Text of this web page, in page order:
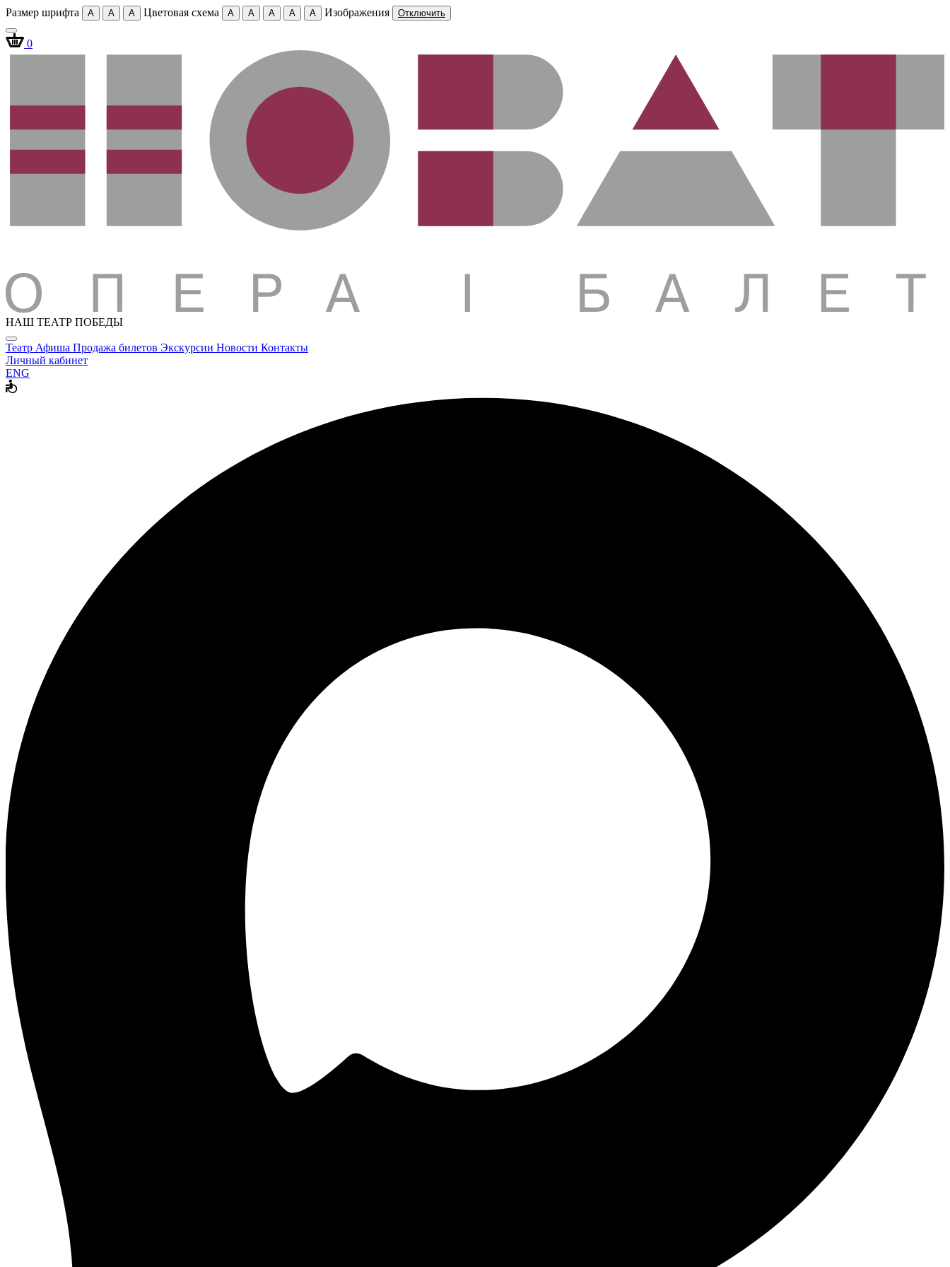
Размер шрифта A A A Цветовая схема A A A A A Изображения Отключить
0
НАШ ТЕАТР ПОБЕДЫ
Театр Афиша Продажа билетов Экскурсии Новости Контакты
Личный кабинет
ENG